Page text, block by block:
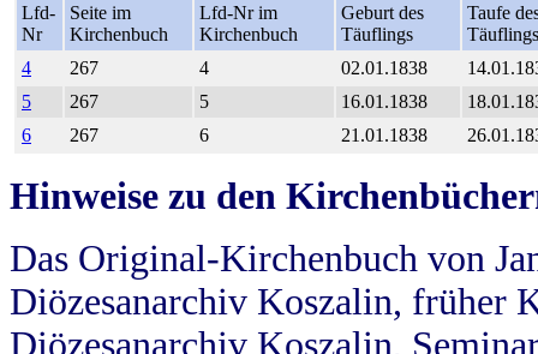
Lfd-
Nr
Seite im
Kirchenbuch
Lfd-Nr im
Kirchenbuch
Geburt des
Täuflings
Taufe
Täuflings
4
267 4 02.01.1838
5
267 5 16.01.1838
6
267 6 21.01.1838
Hinweise zu den
Das Original-Kirchenbuch von
Diözesanarchiv Koszalin, früher
Diözesanarchiv Koszalin,